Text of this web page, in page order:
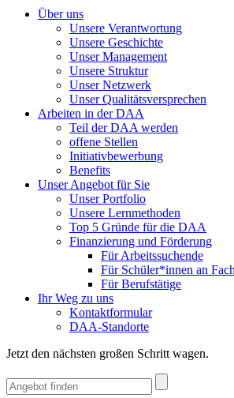
Über uns
Unsere Verantwortung
Unsere Geschichte
Unser Management
Unsere Struktur
Unser Netzwerk
Unser Qualitätsversprechen
Arbeiten in der DAA
Teil der DAA werden
offene Stellen
Initiativbewerbung
Benefits
Unser Angebot für Sie
Unser Portfolio
Unsere Lernmethoden
Top 5 Gründe für die DAA
Finanzierung und Förderung
Für Arbeitssuchende
Für Schüler*innen an
Für Berufstätige
Ihr Weg zu uns
Kontaktformular
DAA-Standorte
Jetzt den nächsten großen Schritt wagen.